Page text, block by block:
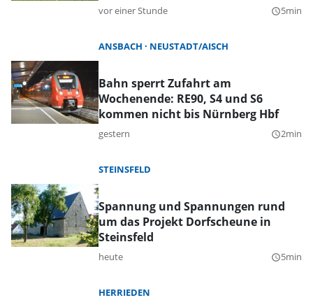
vor einer Stunde query_builder5min
ANSBACH NEUSTADT/AISCH
Bahn sperrt Zufahrt am
Wochenende: RE90, S4 und S6
kommen nicht bis Nürnberg Hbf
gestern query_builder2min
STEINSFELD
Spannung und Spannungen rund
um das Projekt Dorfscheune in
Steinsfeld
heute query_builder5min
HERRIEDEN